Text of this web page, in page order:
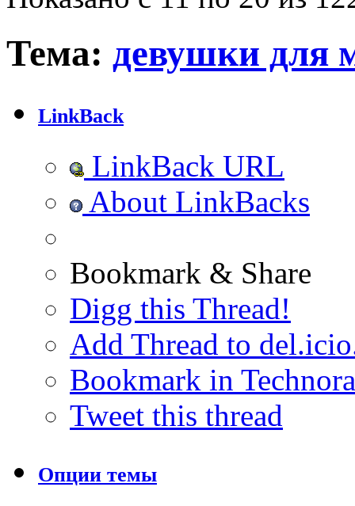
Тема: девушки для
LinkBack
LinkBack URL
About LinkBacks
Bookmark & Share
Digg this Thread!
Add Thread to
Bookmark in
Tweet this thread
Опции темы